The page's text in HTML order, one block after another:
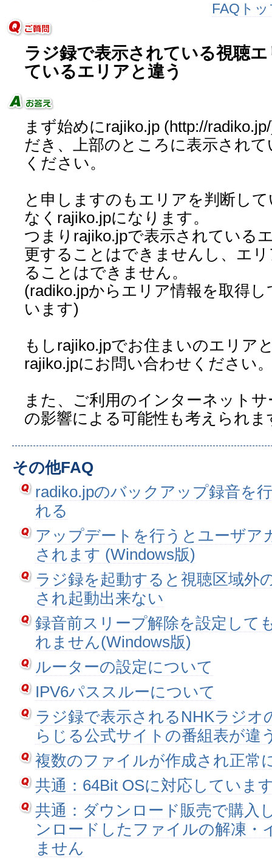
FAQト
ラジ録で表示されている視聴
ているエリアと違う
まず始めにrajiko.jp (http://
だき、上部のところに表示され
ください。
と申しますのもエリアを判断し
なくrajiko.jpになります。
つまりrajiko.jpで表示されている
更することはできませんし、エ
ることはできません。
(radiko.jpからエリア情報を取得
います)
もしrajiko.jpでお住まいのエリア
rajiko.jpにお問い合わせください
また、ご利用のインターネット
の影響による可能性も考えられま
その他FAQ
radiko.jpのバックアップ録音を
れる
アップデートを行うとユーザア
されます (Windows版)
ラジ録を起動すると視聴区域外
され起動出来ない
録音前スリープ解除を設定して
れません(Windows版)
ルーターの設定について
IPV6パススルーについて
ラジ録で表示されるNHKラジ
らじる公式サイトの番組表が違
複数のファイルが作成され正常
共通：64Bit OSに対応していま
共通：ダウンロード販売で購入
ンロードしたファイルの解凍・
ません